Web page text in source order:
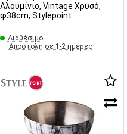
Αλουμίνιο, Vintage Χρυσό,
φ38cm, Stylepoint
Διαθέσιμο
Αποστολή σε 1-2 ημέρες